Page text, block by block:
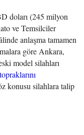
doları (245 milyon
ve Temsilciler
anlaşma tamamen
göre Ankara,
model silahları
konusu silahlara talip